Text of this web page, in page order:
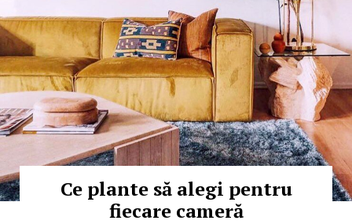
Ce plante să alegi pentru
fiecare cameră